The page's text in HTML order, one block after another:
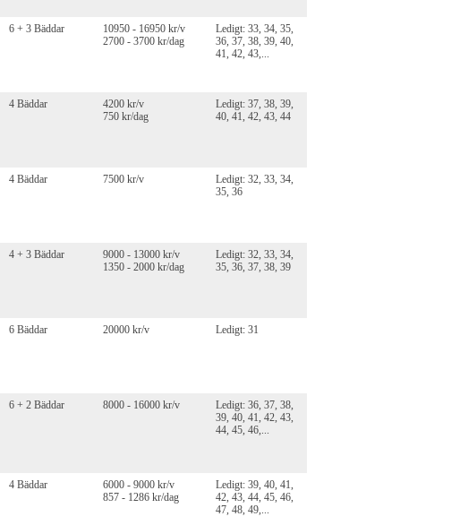
6 + 3 Bäddar
10950 - 16950 kr/v
2700 - 3700 kr/dag
Ledigt: 33, 34, 35,
36, 37, 38, 39, 40,
41, 42, 43,...
4 Bäddar
4200 kr/v
750 kr/dag
Ledigt: 37, 38, 39,
40, 41, 42, 43, 44
4 Bäddar 7500 kr/v
Ledigt: 32, 33, 34,
35, 36
4 + 3 Bäddar
9000 - 13000 kr/v
1350 - 2000 kr/dag
Ledigt: 32, 33, 34,
35, 36, 37, 38, 39
6 Bäddar 20000 kr/v Ledigt: 31
6 + 2 Bäddar 8000 - 16000 kr/v
Ledigt: 36, 37, 38,
39, 40, 41, 42, 43,
44, 45, 46,...
4 Bäddar
6000 - 9000 kr/v
857 - 1286 kr/dag
Ledigt: 39, 40, 41,
42, 43, 44, 45, 46,
47, 48, 49,...